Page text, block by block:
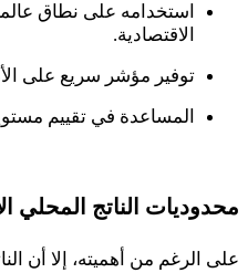
استخدامه على نطاق
الاقتصادية.
توفير مؤشر سريع على
المساعدة في تقييم
محدوديات الناتج المحلي
على الرغم من أهميته، إلا أن